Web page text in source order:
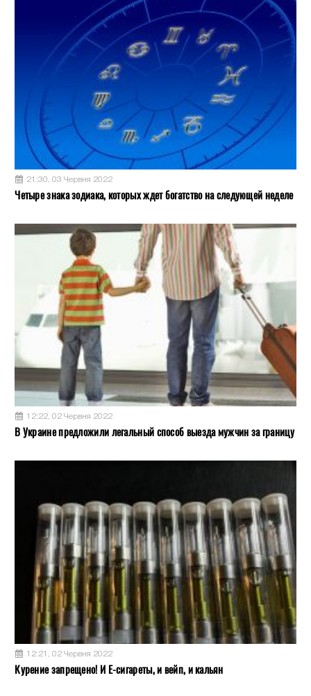
21:30, 03 Червня 2022
Четыре знака зодиака, которых ждет богатство на следующей неделе
12:22, 02 Червня 2022
В Украине предложили легальный способ выезда мужчин за границу
12:21, 02 Червня 2022
Курение запрещено! И Е-сигареты, и вейп, и кальян